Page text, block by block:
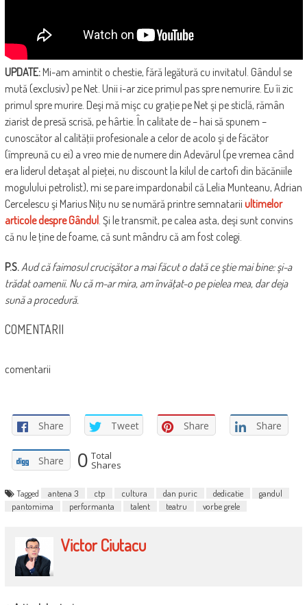
UPDATE:Mi-am amintit o chestie, fără legătură cu invitatul. Gândul se
mută (exclusiv) pe Net. Unii i-ar zice primul pas spre nemurire. Eu îi zic
primul spre murire. Deşi mă mişc cu graţie pe Net şi pe sticlă, rămân
ziarist de presă scrisă, pe hârtie. În calitate de – hai să spunem –
cunoscător al calităţii profesionale a celor de acolo şi de făcător
(împreună cu ei) a vreo mie de numere din Adevărul (pe vremea când
era liderul detaşat al pieţei, nu discount la kilul de cartofi din băcăniile
mogulului petrolist), mi se pare impardonabil că Lelia Munteanu, Adrian
Cercelescu şi Marius Niţu nu se numără printre semnatarii ultimelor
articole despre Gândul. Şi le transmit, pe calea asta, deşi sunt convins
că nu le ţine de foame, că sunt mândru că am fost colegi.
P.S.Aud că faimosul crucişător a mai făcut o dată ce ştie mai bine: şi-a
trădat oamenii. Nu că m-ar mira, am învăţat-o pe pielea mea, dar deja
sună a procedură.
COMENTARII
comentarii
Share Tweet Share Share
Share 0 Total
Shares
Tagged antena 3 ctp cultura dan puric dedicatie
gandul
pantomima
performanta talent teatru vorbe grele
Victor Ciutacu